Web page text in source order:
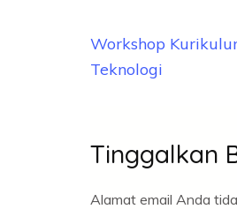
Navigasi
pos
Workshop
Teknologi
Tinggalkan
Alamat email Anda